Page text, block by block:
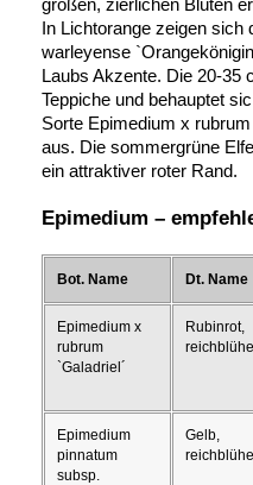
großen, zierlichen Blüten
In Lichtorange zeigen
warleyense
Laubs Akzente. Die 20-35
Teppiche und behauptet
Sorte Epimedium x
aus. Die sommergrüne
ein attraktiver roter Rand.
Epimedium –
Bot. Name Dt. Name
Epimedium x
rubrum
`Galadriel´
Rubinrot,
Epimedium
pinnatum
subsp.
Gelb,